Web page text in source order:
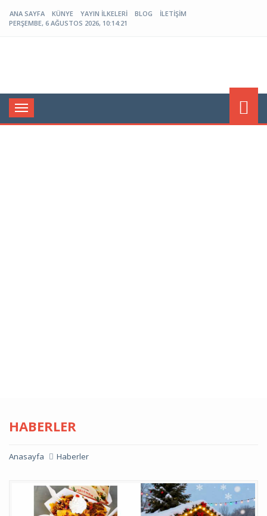
ANA SAYFA KÜNYE YAYIN İLKELERI BLOG
İLETIŞIM
PERŞEMBE, 6 AĞUSTOS 2026, 10:14:21
Menü
HABERLER
Anasayfa Haberler